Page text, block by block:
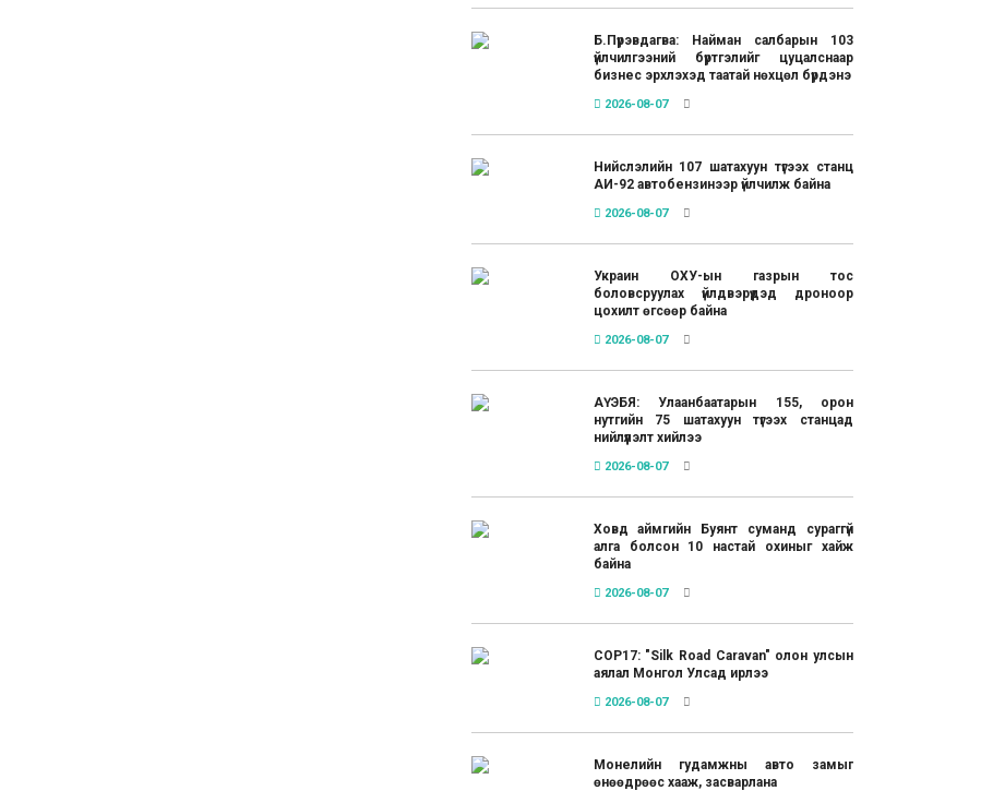
Б.Пүрэвдагва: Найман салбарын 103
үйлчилгээний бүртгэлийг цуцалснаар
бизнес эрхлэхэд таатай нөхцөл бүрдэнэ
2026-08-07
Нийслэлийн 107 шатахуун түгээх станц
АИ-92 автобензинээр үйлчилж байна
2026-08-07
Украин ОХУ-ын газрын тос
боловсруулах үйлдвэрүүдэд дроноор
цохилт өгсөөр байна
2026-08-07
АҮЭБЯ: Улаанбаатарын 155, орон
нутгийн 75 шатахуун түгээх станцад
нийлүүлэлт хийлээ
2026-08-07
Ховд аймгийн Буянт суманд сураггүй
алга болсон 10 настай охиныг хайж
байна
2026-08-07
COP17: "Silk Road Caravan" олон улсын
аялал Монгол Улсад ирлээ
2026-08-07
Монелийн гудамжны авто замыг
өнөөдрөөс хааж, засварлана